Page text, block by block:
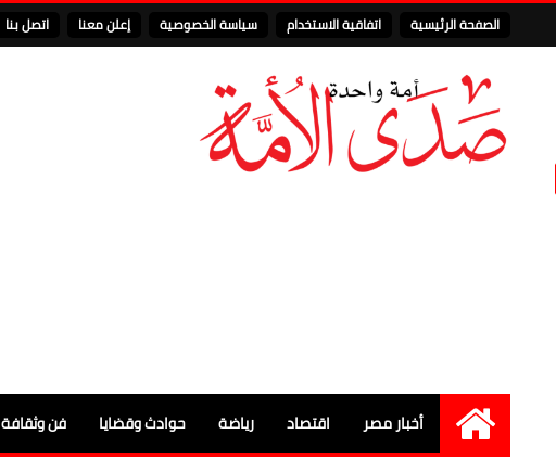
الصفحة الرئيسية اتفاقية الاستخدام سياسة الخصوصية إعلن معنا اتصل بنا
الرئيسية
أخبار مصر اقتصاد رياضة حوادث وقضايا فن وثقافة